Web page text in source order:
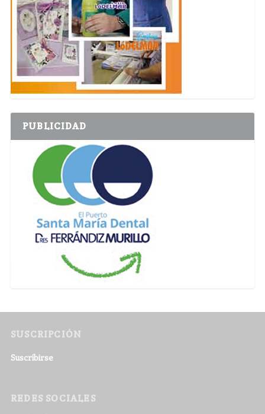
PUBLICIDAD
SUSCRIPCIÓN
Suscribirse
REDES SOCIALES